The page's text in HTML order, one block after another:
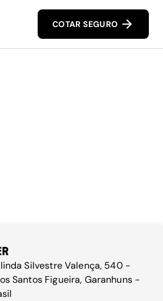
COTAR SEGURO
Silvestre Valença, 540 -
Santos Figueira, Garanhuns -